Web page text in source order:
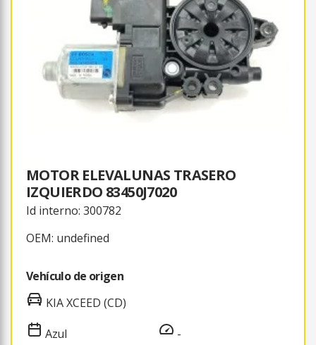
MOTOR ELEVALUNAS TRASERO
IZQUIERDO 83450J7020
Id interno: 300782
OEM: undefined
Vehículo de origen
KIA XCEED (CD)
Azul
-